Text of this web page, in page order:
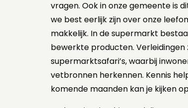
vragen. Ook in onze gemeente is
we best eerlijk zijn over onze
makkelijk. In de supermarkt
bewerkte producten. Verleidingen
supermarktsafari’s, waarbij
vetbronnen herkennen. Kennis
komende maanden kan je kijken